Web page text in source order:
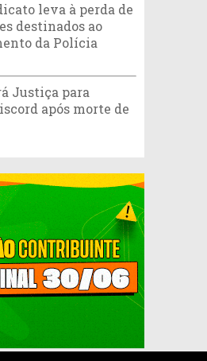
leva à perda de
destinados ao
da Polícia
Justiça para
após morte de